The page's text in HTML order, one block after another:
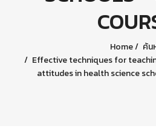
Home
ค้น
Effective techniques for
attitudes in health science